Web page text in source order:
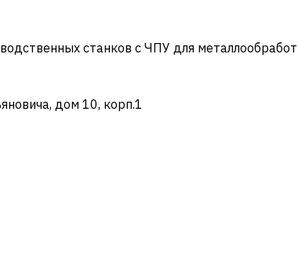
станков с ЧПУ для
дом 10, корп.1